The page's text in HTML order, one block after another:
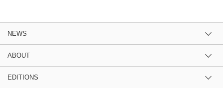
NEWS
ABOUT
EDITIONS